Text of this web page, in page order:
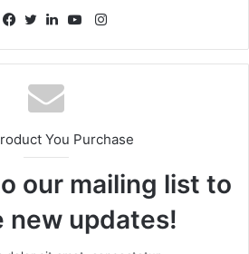
Instagram
You Purchase
our mailing list to
new updates!